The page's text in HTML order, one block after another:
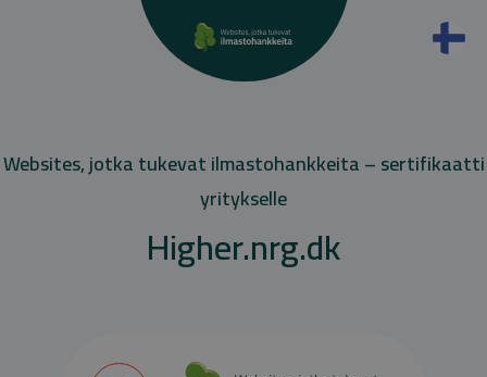
Websites, jotka tukevat ilmastohankkeita – sertifikaatti
yritykselle
Higher.nrg.dk